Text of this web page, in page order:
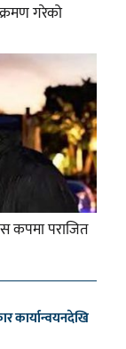
गरेको
कपमा पराजित
कार्यान्वयनदेखि